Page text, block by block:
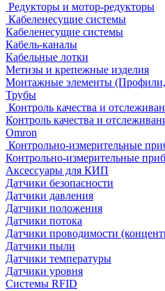
Редукторы и мотор-редукторы
Кабеленесущие системы
Кабеленесущие системы
Кабель-каналы
Кабельные лотки
Метизы и крепежные изделия
Монтажные элементы
Трубы
Контроль качества и
Контроль качества и
Omron
Контрольно-измерительные
Контрольно-измерительные
Аксессуары для КИП
Датчики безопасности
Датчики давления
Датчики положения
Датчики потока
Датчики проводимости
Датчики пыли
Датчики температуры
Датчики уровня
Системы RFID